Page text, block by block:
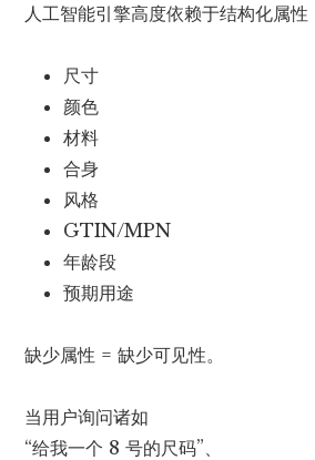
人工智能引擎高度依赖于结构化属性
尺寸
颜色
材料
合身
风格
GTIN/MPN
年龄段
预期用途
缺少属性 = 缺少可见性。
当用户询问诸如
“给我一个 8 号的尺码”、